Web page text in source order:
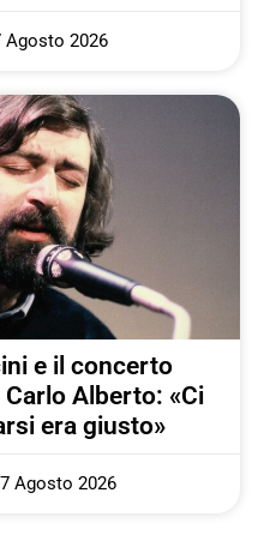
Agosto 2026
e il concerto
Carlo Alberto: «Ci
era giusto»
7 Agosto 2026